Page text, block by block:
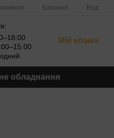
Бажання Вхід
Мій кошик
обладнання